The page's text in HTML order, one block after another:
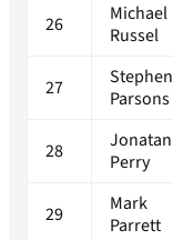
26
Michael
Russel
27
Stephen
Parsons
28
Jonatan
Perry
29
Mark
Parrett